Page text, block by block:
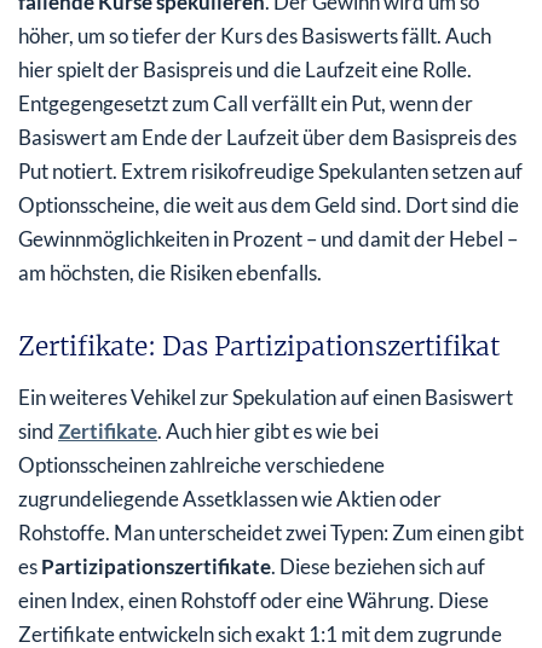
höher, um so tiefer der Kurs des Basiswerts fällt. Auch
hier spielt der Basispreis und die Laufzeit eine Rolle.
Entgegengesetzt zum Call verfällt ein Put, wenn der
Basiswert am Ende der Laufzeit über dem Basispreis des
Put notiert. Extrem risikofreudige Spekulanten setzen auf
Optionsscheine, die weit aus dem Geld sind. Dort sind die
Gewinnmöglichkeiten in Prozent – und damit der Hebel –
am höchsten, die Risiken ebenfalls.
Zertifikate: Das Partizipationszertifikat
Ein weiteres Vehikel zur Spekulation auf einen Basiswert
sindZertifikate. Auch hier gibt es wie bei
Optionsscheinen zahlreiche verschiedene
zugrundeliegende Assetklassen wie Aktien oder
Rohstoffe. Man unterscheidet zwei Typen: Zum einen gibt
esPartizipationszertifikate. Diese beziehen sich auf
einen Index, einen Rohstoff oder eine Währung. Diese
Zertifikate entwickeln sich exakt 1:1 mit dem zugrunde